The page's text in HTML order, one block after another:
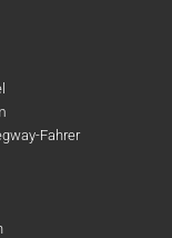
Fahrer